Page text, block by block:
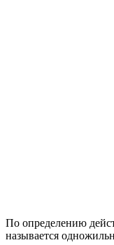
По определению
называется